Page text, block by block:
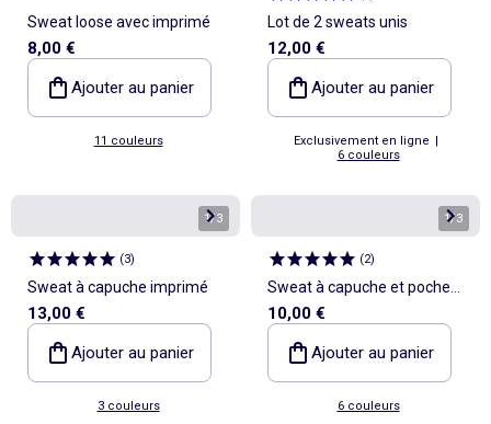
Sweat loose avec imprimé
8,00 €
Ajouter au panier
11 couleurs
Lot de 2 sweats unis
12,00 €
Ajouter au panier
Exclusivement en ligne |
6 couleurs
1/3
(3)
Sweat à capuche imprimé
13,00 €
Ajouter au panier
3 couleurs
1/3
(2)
Sweat à capuche et poche
kangourou
10,00 €
Ajouter au panier
6 couleurs